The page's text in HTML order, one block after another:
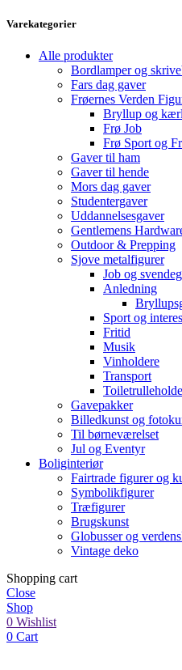
Varekategorier
Alle produkter
Bordlamper og
Fars dag gaver
Frøernes Verden
Bryllup og
Frø Job
Frø Sport og
Gaver til ham
Gaver til hende
Mors dag gaver
Studentergaver
Uddannelsesgaver
Gentlemens
Outdoor & Prepping
Sjove metalfigurer
Job og
Anledning
Sport og
Fritid
Musik
Vinholdere
Transport
Gavepakker
Billedkunst og
Til børneværelset
Jul og Eventyr
Boliginteriør
Fairtrade figurer og
Symbolikfigurer
Træfigurer
Brugskunst
Globusser og
Vintage deko
Shopping cart
Close
Shop
0 Wishlist
0 Cart